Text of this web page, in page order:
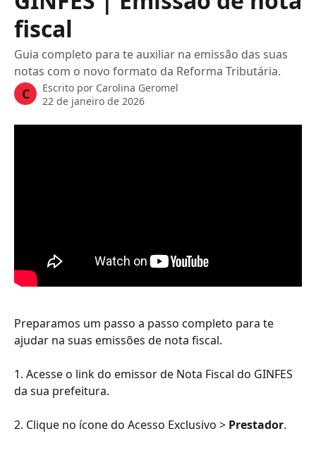
fiscal
Guia completo para te auxiliar na emissão das suas
notas com o novo formato da Reforma Tributária.
C Escrito por Carolina Geromel
22 de janeiro de 2026
Preparamos um passo a passo completo para te
ajudar na suas emissões de nota fiscal.
1. Acesse o link do emissor de Nota Fiscal do GINFES
da sua prefeitura.
2. Clique no ícone do Acesso Exclusivo > Prestador.